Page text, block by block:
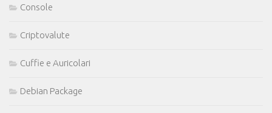
Console
Criptovalute
Cuffie e Auricolari
Debian Package